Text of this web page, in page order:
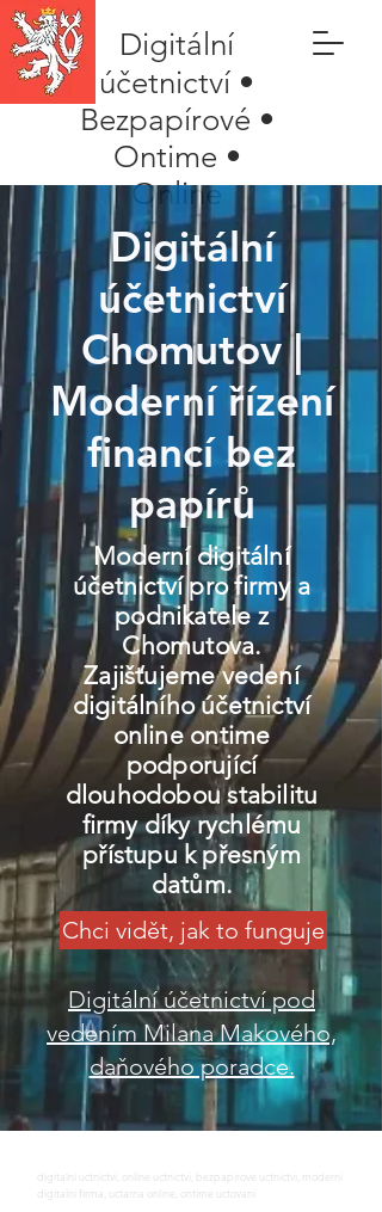
Digitální
účetnictví •
Bezpapírové •
Ontime •
Online
Digitální
účetnictví
Chomutov |
Moderní řízení
financí bez
papírů
Moderní digitální
účetnictví pro firmy a
podnikatele z
Chomutova.
Zajišťujeme vedení
digitálního účetnictví
online ontime
podporující
dlouhodobou stabilitu
firmy díky rychlému
přístupu k přesným
datům.
Chci vidět, jak to funguje
Digitální účetnictví pod
vedením Milana Makového,
daňového poradce.
digitalni uctnictvi, online uctnictvi, bezpapirove uctnictvi, moderni
digitalni firma, uctarna online, ontime uctovani